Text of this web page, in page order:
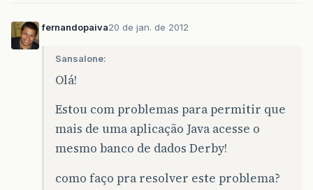
fernandopaiva20 de jan. de 2012
Sansalone:
Olá!
Estou com problemas para permitir que
mais de uma aplicação Java acesse o
mesmo banco de dados Derby!
como faço pra resolver este problema?